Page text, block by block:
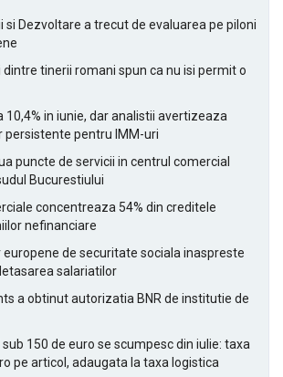
si Dezvoltare a trecut de evaluarea pe piloni
tinerii romani spun ca nu isi permit o
10,4% in iunie, dar analistii avertizeaza
persistente pentru IMM-uri
puncte de servicii in centrul comercial
Bucurestiului
concentreaza 54% din creditele
nefinanciare
de securitate sociala inaspreste
salariatilor
a obtinut autorizatia BNR de institutie de
150 de euro se scumpesc din iulie: taxa
pe articol, adaugata la taxa logistica